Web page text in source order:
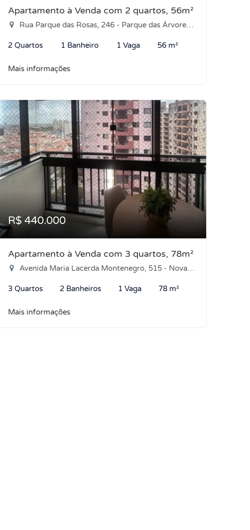
Apartamento à Venda com 2 quartos, 56m²
Rua Parque das Rosas, 246 - Parque das Árvores, Parnamirim-RN
2 Quartos 1 Banheiro 1 Vaga 56 m²
Mais informações
R$ 440.000
Apartamento à Venda com 3 quartos, 78m²
Avenida Maria Lacerda Montenegro, 515 - Nova Parnamirim, Parnamirim-RN
3 Quartos 2 Banheiros 1 Vaga 78 m²
Mais informações